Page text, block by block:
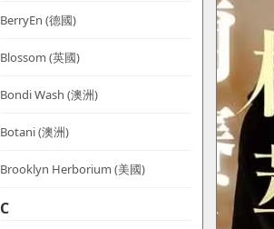
BerryEn (德國)
Blossom (英國)
Bondi Wash (澳洲)
Botani (澳洲)
Brooklyn Herborium (美國)
C